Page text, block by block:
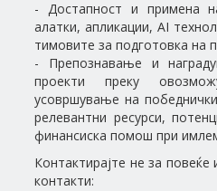
- Достапност и примена
алатки, апликации, AI
тимовите за подготовка на
- Препознавање и
проекти преку
усовршување на
релевантни ресурси,
финансиска помош при
Контактирајте не за
контакти: